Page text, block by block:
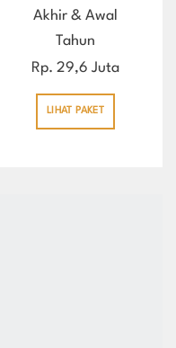
Akhir & Awal
Tahun
Rp. 29,6 Juta
LIHAT PAKET